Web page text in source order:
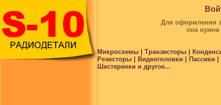
Для оформления
она
Микросхемы | Транзисторы |
Резисторы | Видеоголовки |
Шестеренки и другое...